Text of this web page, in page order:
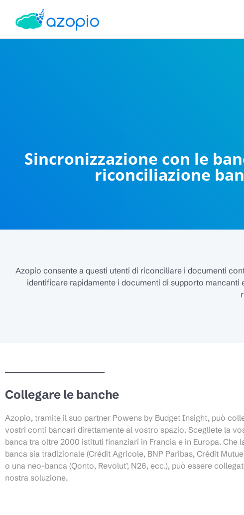
Sincronizzazione con le
riconciliazione
Azopio consente a questi utenti di riconciliare i documenti
identificare rapidamente i documenti di supporto
Collegare le banche
Azopio, tramite il suo partner Powens by Budget Insight, può
vostri conti bancari direttamente al vostro spazio. Scegliete la
banca tra oltre 2000 istituti finanziari in Francia e in Europa. Che
banca sia tradizionale (Crédit Agricole, BNP Paribas, Crédit
o una neo-banca (Qonto, Revolut’, N26, ecc.), può essere
nostra soluzione.